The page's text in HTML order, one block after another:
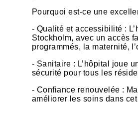
Pourquoi est-ce une
- Qualité et accessibilité :
Stockholm, avec un accès
programmés, la maternité,
- Sanitaire : L’hôpital joue
sécurité pour tous les
- Confiance renouvelée :
améliorer les soins dans